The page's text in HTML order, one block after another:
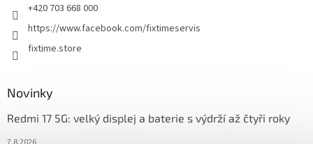
+420 703 668 000
https://www.facebook.com/fixtimeservis
fixtime.store
Novinky
Redmi 17 5G: velký displej a baterie s výdrží až čtyři roky